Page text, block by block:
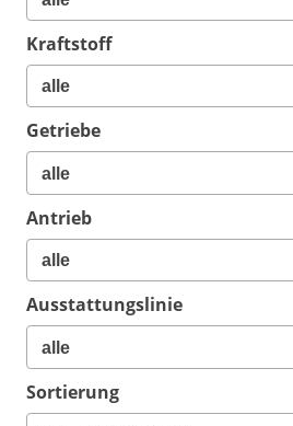
Kraftstoff
Getriebe
Antrieb
Ausstattungslinie
Sortierung